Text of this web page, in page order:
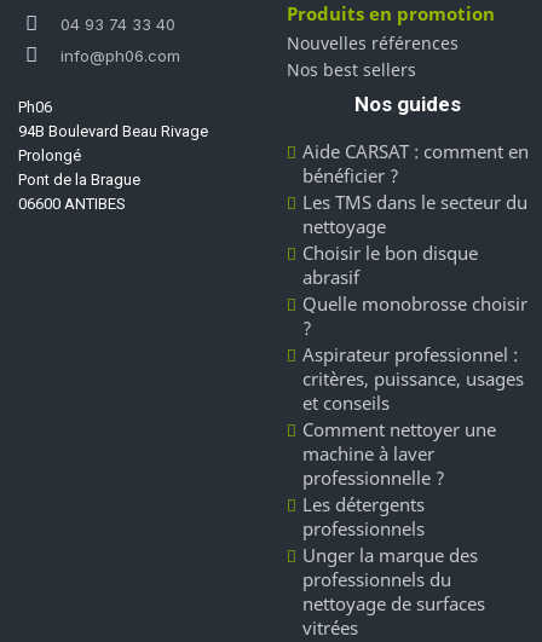
04 93 74 33 40
info@ph06.com
Ph06
94B Boulevard Beau Rivage
Prolongé
Pont de la Brague
06600 ANTIBES
Produits en promotion
Nouvelles références
Nos best sellers
Nos guides
Aide CARSAT : comment en
bénéficier ?
Les TMS dans le secteur du
nettoyage
Choisir le bon disque
abrasif
Quelle monobrosse choisir
?
Aspirateur professionnel :
critères, puissance, usages
et conseils
Comment nettoyer une
machine à laver
professionnelle ?
Les détergents
professionnels
Unger la marque des
professionnels du
nettoyage de surfaces
vitrées